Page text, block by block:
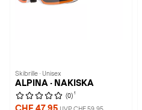
Skibrille · Unisex
ALPINA · NAKISKA
(0) 1